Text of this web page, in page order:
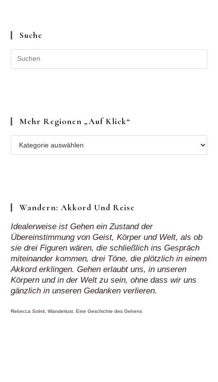
Suche
Mehr Regionen „auf Klick“
Regionen
Wandern: Akkord Und Reise
Idealerweise ist Gehen ein Zustand der
Übereinstimmung von Geist, Körper und Welt, als ob
sie drei Figuren wären, die schließlich ins Gespräch
miteinander kommen, drei Töne, die plötzlich in einem
Akkord erklingen. Gehen erlaubt uns, in unseren
Körpern und in der Welt zu sein, ohne dass wir uns
gänzlich in unseren Gedanken verlieren.
Rebecca Solnit, Wanderlust. Eine Geschichte des Gehens